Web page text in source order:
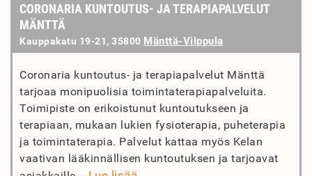
CORONARIA KUNTOUTUS- JA TERAPIAPALVELUT
MÄNTTÄ
Kauppakatu 19-21, 35800 Mänttä-Vilppula
Coronaria kuntoutus- ja terapiapalvelut Mänttä
tarjoaa monipuolisia toimintaterapiapalveluita.
Toimipiste on erikoistunut kuntoutukseen ja
terapiaan, mukaan lukien fysioterapia, puheterapia
ja toimintaterapia. Palvelut kattaa myös Kelan
vaativan lääkinnällisen kuntoutuksen ja tarjoavat